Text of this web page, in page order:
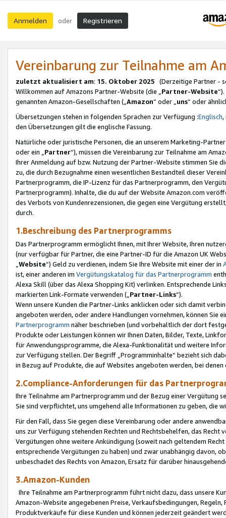
Anmelden oder Registrieren
Vereinbarung zur Teilnahme am
zuletzt aktualisiert am: 15. Oktober 2025 (Derzeitige Partner -
Willkommen auf Amazons Partner-Website (die „Partner-Website
genannten Amazon-Gesellschaften („Amazon“ oder „uns“ oder
Übersetzungen stehen in folgenden Sprachen zur Verfügung :Englisch,
den Übersetzungen gilt die englische Fassung.
Natürliche oder juristische Personen, die an unserem Marketing-
oder ein „Partner“), müssen die Vereinbarung zur Teilnahme am
Ihrer Anmeldung auf bzw. Nutzung der Partner-Website stimmen Sie
zu, die durch Bezugnahme einen wesentlichen Bestandteil dieser
Partnerprogramm, die IP-Lizenz für das Partnerprogramm, den
Partnerprogramm). Inhalte, die du auf der Website Amazon.com
des Verbots von Kundenrezensionen, die gegen eine Vergütung
durch.
1.Beschreibung des Partnerprogramms
Das Partnerprogramm ermöglicht Ihnen, mit Ihrer Website, Ihren
(nur verfügbar für Partner, die eine Partner-ID für die Amazon UK
Website“) Geld zu verdienen, indem Sie Ihre Website mit einer der in
ist, einer anderen im Vergütungskatalog für das Partnerprogramm
Alexa Skill (über das Alexa Shopping Kit) verlinken. Entsprechende
markierten Link-Formate verwenden („ Partner-Links“).
Wenn unsere Kunden die Partner-Links anklicken oder sich damit
angeboten werden, oder andere Handlungen vornehmen, können Sie
Partnerprogramm näher beschrieben (und vorbehaltlich der dort
Produkte oder Leistungen können wir Ihnen Daten, Bilder, Texte,
für Anwendungsprogramme, die Alexa-Funktionalität und weitere
zur Verfügung stellen. Der Begriff „Programminhalte“ bezieht sich
in Bezug auf Produkte, die auf Websites angeboten werden, bei
2.Compliance-Anforderungen für das
Ihre Teilnahme am Partnerprogramm und der Bezug einer Vergütung
Sie sind verpflichtet, uns umgehend alle Informationen zu geben, die
Für den Fall, dass Sie gegen diese Vereinbarung oder andere
uns zur Verfügung stehenden Rechten und Rechtsbehelfen, das
Vergütungen ohne weitere Ankündigung (soweit nach geltendem
entsprechende Vergütungen zu haben) und zwar unabhängig davon,
unbeschadet des Rechts von Amazon, Ersatz für darüber
3.Amazon-Kunden
Ihre Teilnahme am Partnerprogramm führt nicht dazu, dass unsere
Amazon-Website angegebenen Preise, Verkaufsbedingungen,
Produktverkäufe für diese Kunden und können jederzeit geändert